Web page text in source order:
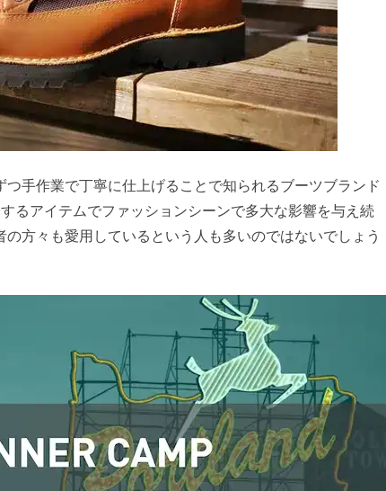
手作業で丁寧に仕上げることで知られるブーツブランド
るアイテムでファッションシーンで多大な影響を与え続
方々も愛用しているという人も多いのではないでしょう